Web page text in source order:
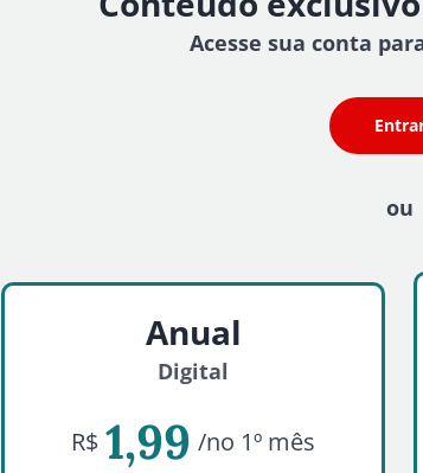
Acesse sua conta
ou
Anual
Digital
R$ 1,99 /no 1º mês